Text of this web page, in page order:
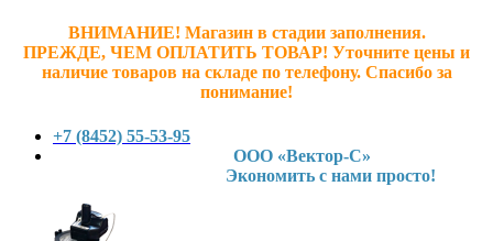
ВНИМАНИЕ! Магазин в стадии заполнения.
ПРЕЖДЕ, ЧЕМ ОПЛАТИТЬ ТОВАР! Уточните цены и
наличие товаров на складе по телефону. Спасибо за
понимание!
+7 (8452) 55-53-95
ООО «Вектор-С»
Экономить с нами просто!